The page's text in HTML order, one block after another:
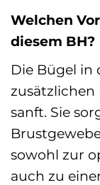
Welchen
diesem BH?
Die Bügel in
sanft. Sie
sowohl zur
auch zu